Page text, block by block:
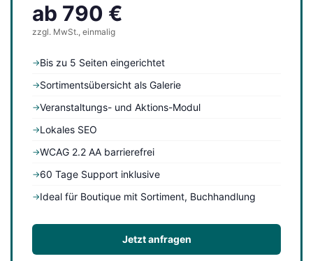
ab 790 €
zzgl. MwSt., einmalig
→Bis zu 5 Seiten eingerichtet
→Sortimentsübersicht als Galerie
→Veranstaltungs- und Aktions-Modul
→Lokales SEO
→WCAG 2.2 AA barrierefrei
→60 Tage Support inklusive
→Ideal für Boutique mit Sortiment, Buchhandlung
Jetzt anfragen